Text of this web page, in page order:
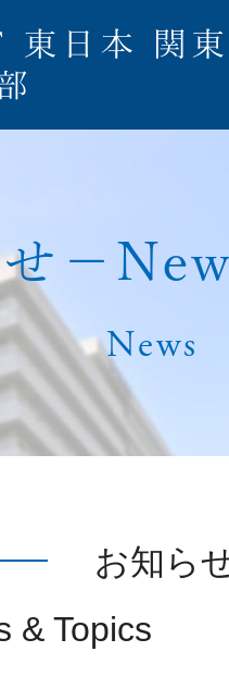
募集要項
ース専科就
せ − Ne
News
お知ら
& Topics